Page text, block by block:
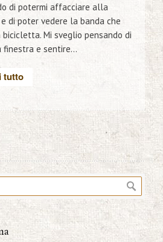
di potermi affacciare alla
di poter vedere la banda che
bicicletta. Mi sveglio pensando di
finestra e sentire...
tutto